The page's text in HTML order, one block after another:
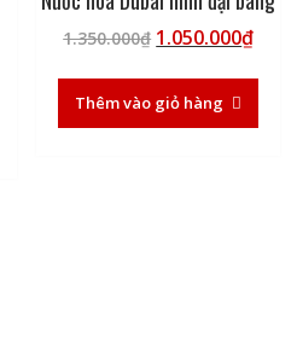
1.350.000₫ Giá
là:
1.350.000₫.
1.050.000₫Giá
là:
Thêm vào giỏ hàng